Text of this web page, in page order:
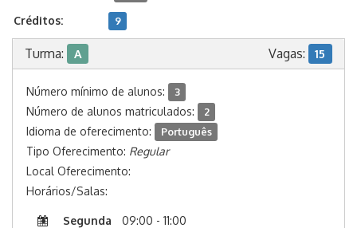
Créditos: 9
Turma: A Vagas: 15
Número mínimo de alunos: 3
Número de alunos matriculados: 2
Idioma de oferecimento: Português
Tipo Oferecimento: Regular
Local Oferecimento:
Horários/Salas:
Segunda
09:00 - 11:00